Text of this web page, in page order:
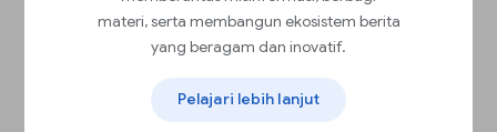
materi, serta membangun ekosistem berita
yang beragam dan inovatif.
Pelajari lebih lanjut